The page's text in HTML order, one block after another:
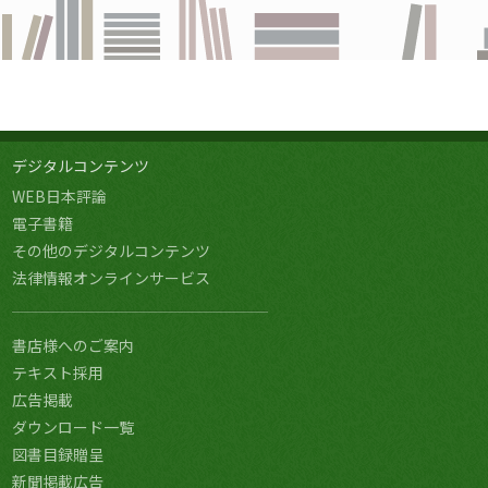
デジタルコンテンツ
WEB日本評論
電子書籍
その他のデジタルコンテンツ
法律情報オンラインサービス
書店様へのご案内
テキスト採用
広告掲載
ダウンロード一覧
図書目録贈呈
新聞掲載広告